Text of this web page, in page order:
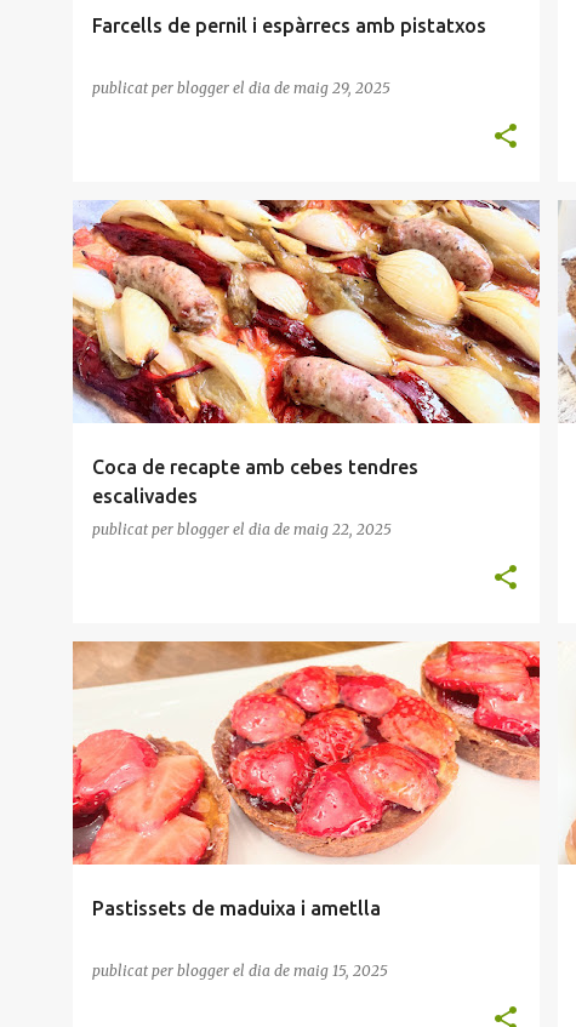
Farcells de pernil i espàrrecs amb pistatxos
publicat per blogger el dia de maig 29, 2025
Coca de recapte amb cebes tendres
escalivades
publicat per blogger el dia de maig 22, 2025
APERITIU BERENARS CARN DE PORC COCA
ESCALIVADA FORN +
MASSES
Pastissets de maduixa i ametlla
publicat per blogger el dia de maig 15, 2025
FORN MADUIXES MASSES POSTRES